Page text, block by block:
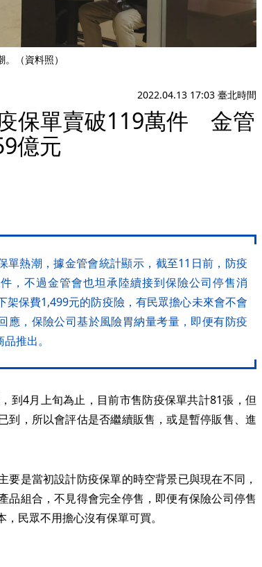
（資料照）
2022.04.13 17:03 臺北時間
保單賣破119萬件 金管
億元
單熱潮，據金管會統計顯示，截至11日前，防疫
，不過金管會也坦承陸續接到保險公司停售消
架保費1,499元的防疫險，有民眾擔心未來會不會
應，保險公司基於風險胃納量考量，即便有防疫
推出。
到4月上旬為止，目前市售防疫保單共計81張，但
到，所以會評估是否繼續販售，或是暫停販售、進
要是當初設計防疫保單的時空背景已與現在不同，
品組合，不見得會完全停售，即便有保險公司停售
民眾不用擔心沒有保單可買。